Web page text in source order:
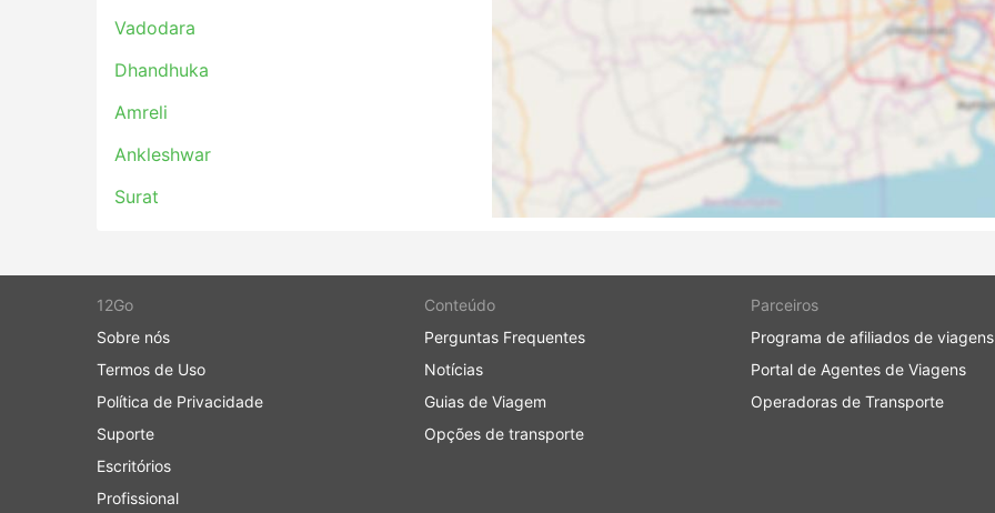
Vadodara
Dhandhuka
Amreli
Ankleshwar
Surat
12Go
Sobre nós
Termos de Uso
Política de Privacidade
Suporte
Escritórios
Profissional
Conteúdo
Perguntas Frequentes
Notícias
Guias de Viagem
Opções de transporte
Parceiros
Programa de afiliados de viagens
Portal de Agentes de Viagens
Operadoras de Transporte